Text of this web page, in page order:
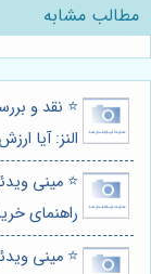
مطالب مشابه
النز: آیا
راهنمای